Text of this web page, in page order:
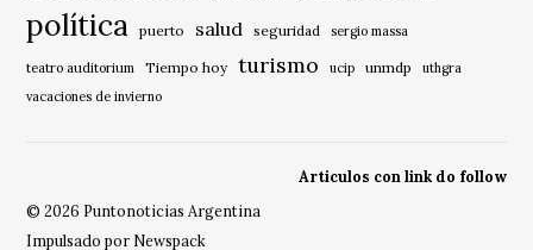
política puerto salud seguridad sergio massa
teatro auditorium Tiempo hoy turismo ucip unmdp
uthgra
vacaciones de invierno
Articulos con link do follow
© 2026 Puntonoticias Argentina
Impulsado por Newspack